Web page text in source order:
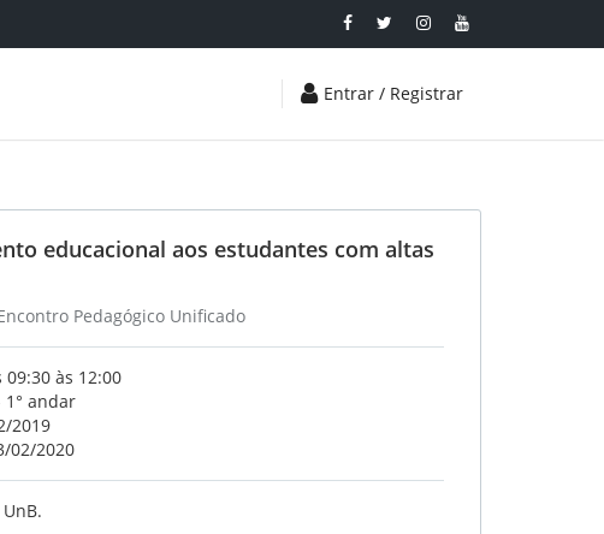
Entrar / Registrar
educacional aos estudantes com altas
Pedagógico Unificado
às 12:00
1° andar
2019
02/2020